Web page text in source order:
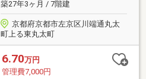
築27年3ヶ月 / 7階建
京都府京都市左京区川端通丸太
町上る東丸太町
6.70万円
管理費7,000円